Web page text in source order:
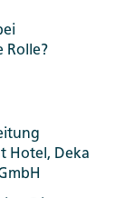
Rolle?
Hotel, Deka